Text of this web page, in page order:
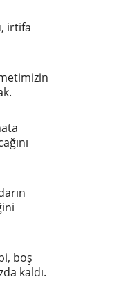
irtifa
boş
kaldı.